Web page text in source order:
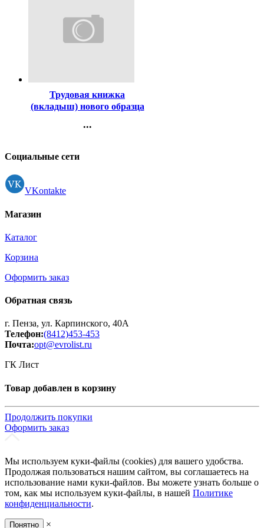
Трудовая книжка
(вкладыш) нового образца
...
Регистрация
Социальные сети
VKontakte
Магазин
Каталог
Корзина
Оформить заказ
Обратная связь
г. Пенза, ул. Карпинского, 40А
Телефон:(8412)453-453
Почта:opt@evrolist.ru
ГК Лист
Товар добавлен в корзину
Продолжить покупки
Оформить заказ
Мы используем куки-файлы (cookies) для вашего удобства.
Продолжая пользоваться нашим сайтом, вы соглашаетесь на
использование нами куки-файлов. Вы можете узнать больше о
том, как мы используем куки-файлы, в нашей Политике
конфиденциальности.
Понятно ×